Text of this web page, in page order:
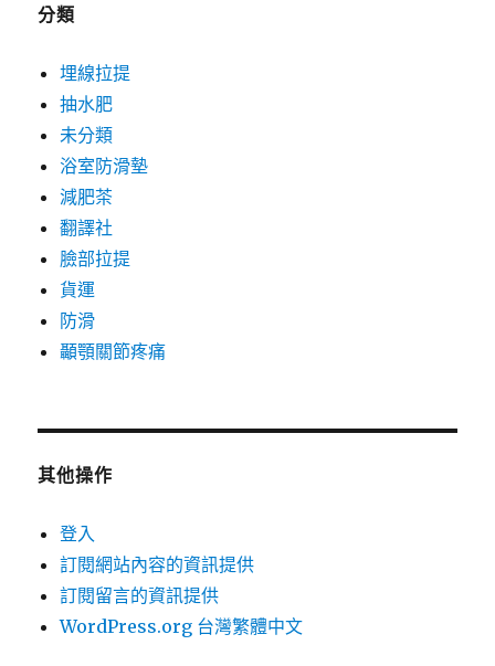
分類
埋線拉提
抽水肥
未分類
浴室防滑墊
減肥茶
翻譯社
臉部拉提
貨運
防滑
顳顎關節疼痛
其他操作
登入
訂閱網站內容的資訊提供
訂閱留言的資訊提供
WordPress.org 台灣繁體中文